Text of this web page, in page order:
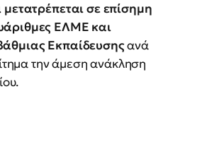
μετατρέπεται σε επίσημη
ΕΛΜΕ και
Εκπαίδευσηςανά
την άμεση ανάκληση